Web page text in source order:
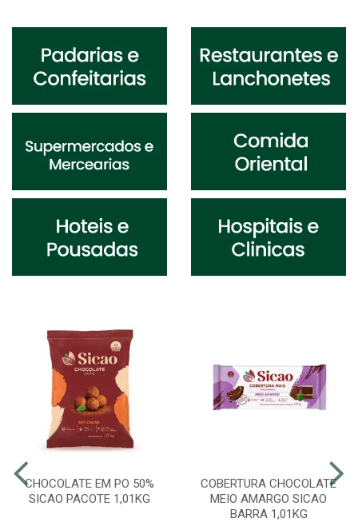
CHOCOLATE EM PO 50%
SICAO PACOTE 1,01KG
COBERTURA CHOCOLATE
MEIO AMARGO SICAO
BARRA 1,01KG